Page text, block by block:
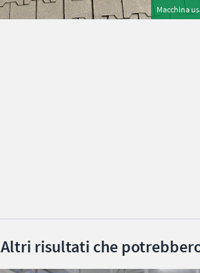
Macchina
Altri risultati che